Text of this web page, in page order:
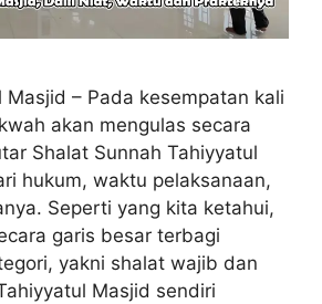
Masjid – Pada kesempatan kali
akan mengulas secara
Shalat Sunnah Tahiyyatul
hukum, waktu pelaksanaan,
Seperti yang kita ketahui,
garis besar terbagi
yakni shalat wajib dan
Masjid sendiri